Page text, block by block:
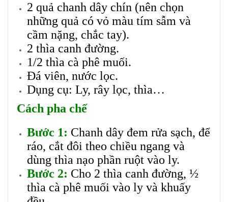
2 quả chanh dây chín (nên chọn
những quả có vỏ màu tím sẫm và
cầm nặng, chắc tay).
2 thìa canh đường.
1/2 thìa cà phê muối.
Đá viên, nước lọc.
Dụng cụ: Ly, rây lọc, thìa…
Cách pha chế
Bước 1: Chanh dây đem rửa sạch, để
ráo, cắt đôi theo chiều ngang và
dùng thìa nạo phần ruột vào ly.
Bước 2: Cho 2 thìa canh đường, ½
thìa cà phê muối vào ly và khuấy